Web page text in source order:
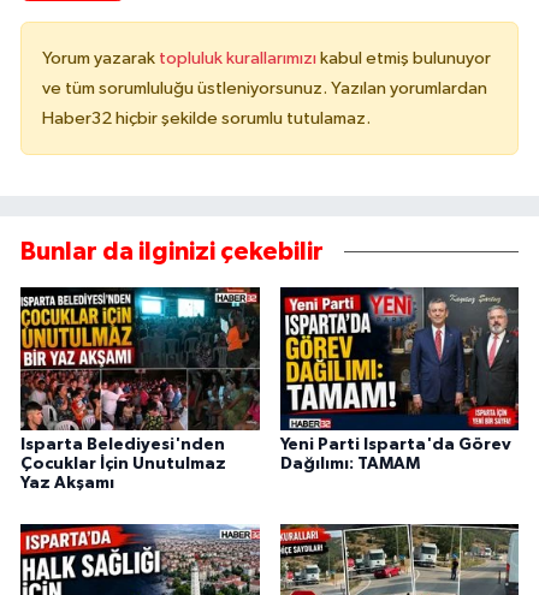
Yorum yazarak topluluk kurallarımızı kabul etmiş bulunuyor
ve tüm sorumluluğu üstleniyorsunuz. Yazılan yorumlardan
Haber32 hiçbir şekilde sorumlu tutulamaz.
Bunlar da ilginizi çekebilir
Isparta Belediyesi'nden
Çocuklar İçin Unutulmaz
Yaz Akşamı
Yeni Parti Isparta'da Görev
Dağılımı: TAMAM